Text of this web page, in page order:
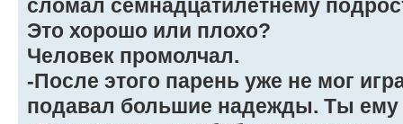
сломал семнадцатилетнему
Это хорошо или плохо?
Человек промолчал.
-После этого парень уже не мог
подавал большие надежды. Ты ему